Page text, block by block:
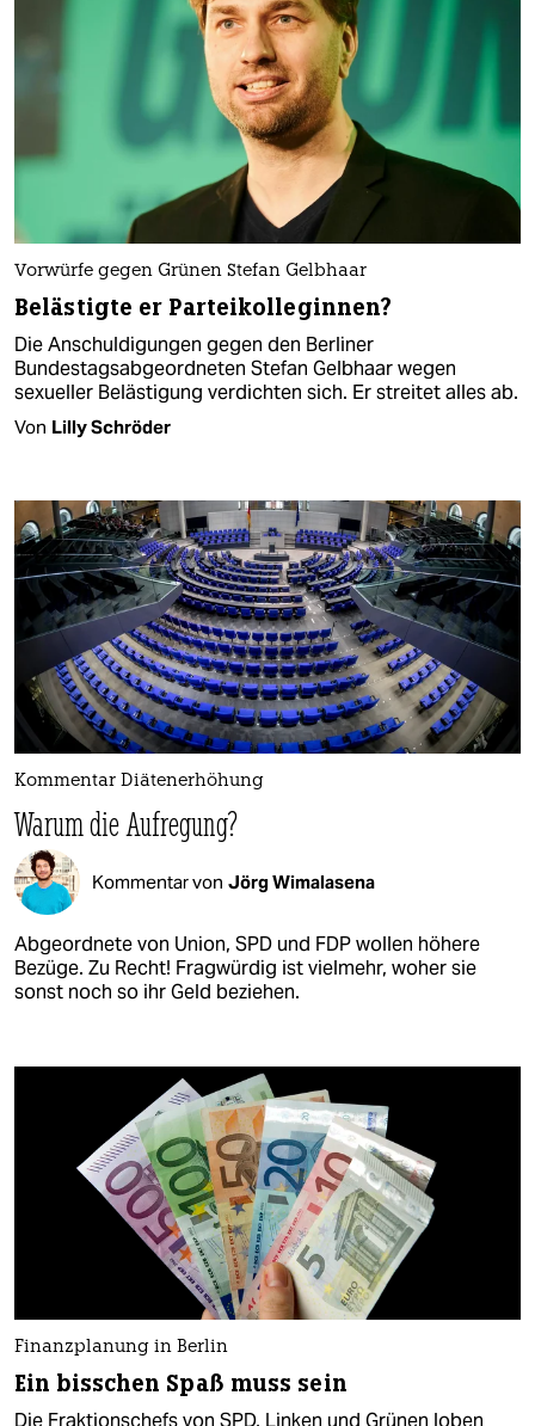
Vorwürfe gegen Grünen Stefan Gelbhaar
Belästigte er Parteikolleginnen?
Die Anschuldigungen gegen den Berliner
Bundestagsabgeordneten Stefan Gelbhaar wegen
sexueller Belästigung verdichten sich. Er streitet alles ab.
Von Lilly Schröder
Kommentar Diätenerhöhung
Warum die Aufregung?
Kommentar von Jörg Wimalasena
Abgeordnete von Union, SPD und FDP wollen höhere
Bezüge. Zu Recht! Fragwürdig ist vielmehr, woher sie
sonst noch so ihr Geld beziehen.
Finanzplanung in Berlin
Ein bisschen Spaß muss sein
Die Fraktionschefs von SPD, Linken und Grünen loben